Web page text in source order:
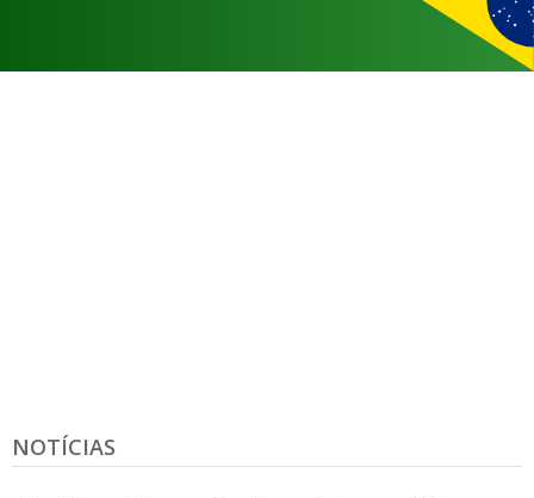
NOTÍCIAS